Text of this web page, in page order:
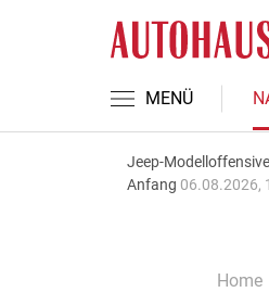
MENÜ
Jeep-
Anfang 06.08.2026,
Home